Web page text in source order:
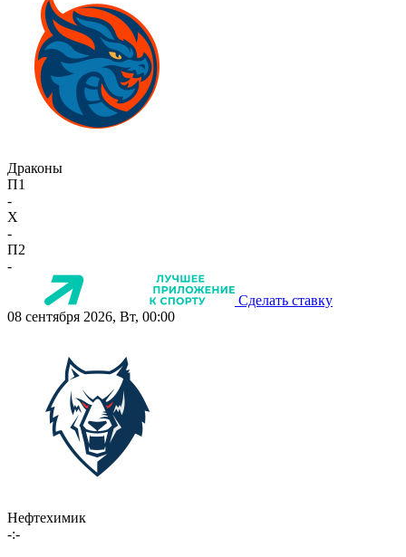
Драконы
П1
-
X
-
П2
-
Сделать ставку
08 сентября 2026, Вт, 00:00
Нефтехимик
-:-